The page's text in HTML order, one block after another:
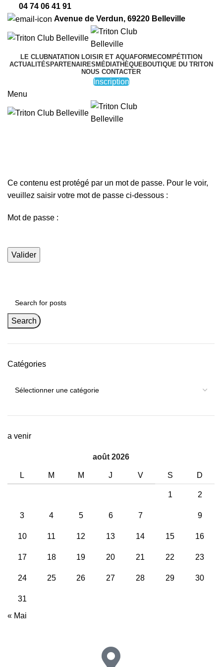
04 74 06 41 91
Avenue de Verdun, 69220 Belleville
LE CLUBNATATION LOISIR ET AQUAFORMECOMPÉTITION
ACTUALITÉS PARTENAIRES MÉDIATHÈQUEBOUTIQUE DU TRITON
NOUS CONTACTER
Inscription
Menu
Ce contenu est protégé par un mot de passe. Pour le voir,
veuillez saisir votre mot de passe ci-dessous :
Mot de passe :
Search
Catégories
a venir
août 2026
L M M J V S D
1 2
3 4 5 6 7 9
10 11 12 13 14 15 16
17 18 19 20 21 22 23
24 25 26 27 28 29 30
31
« Mai